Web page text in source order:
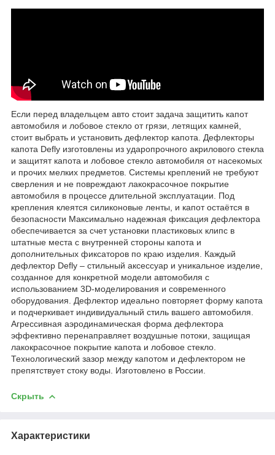
Если перед владельцем авто стоит задача защитить капот
автомобиля и лобовое стекло от грязи, летящих камней,
стоит выбрать и установить дефлектор капота. Дефлекторы
капота Defly изготовлены из ударопрочного акрилового стекла
и защитят капота и лобовое стекло автомобиля от насекомых
и прочих мелких предметов. Системы креплений не требуют
сверления и не повреждают лакокрасочное покрытие
автомобиля в процессе длительной эксплуатации. Под
крепления клеятся силиконовые ленты, и капот остаётся в
безопасности Максимально надежная фиксация дефлектора
обеспечивается за счет установки пластиковых клипс в
штатные места с внутренней стороны капота и
дополнительных фиксаторов по краю изделия. Каждый
дефлектор Defly – стильный аксессуар и уникальное изделие,
созданное для конкретной модели автомобиля с
использованием 3D-моделирования и современного
оборудования. Дефлектор идеально повторяет форму капота
и подчеркивает индивидуальный стиль вашего автомобиля.
Агрессивная аэродинамическая форма дефлектора
эффективно перенаправляет воздушные потоки, защищая
лакокрасочное покрытие капота и лобовое стекло.
Технологический зазор между капотом и дефлектором не
препятствует стоку воды. Изготовлено в России.
Скрыть
Характеристики